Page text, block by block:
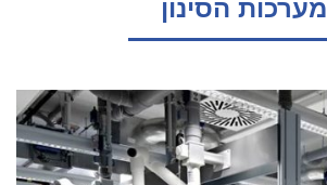
מערכות הסינון